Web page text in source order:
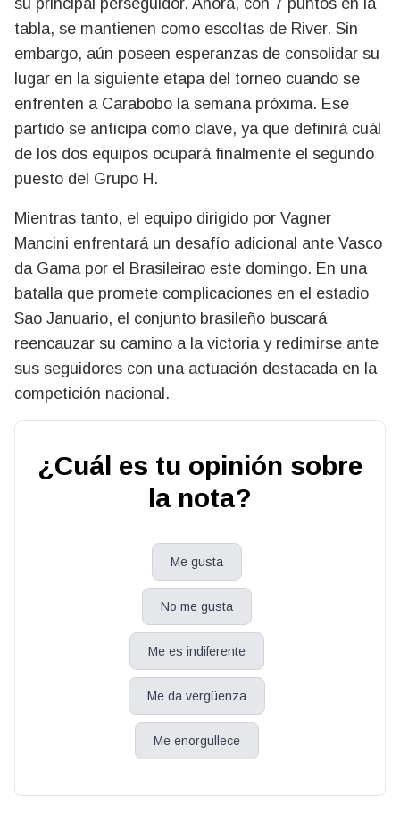
su principal perseguidor. Ahora, con 7 puntos en la
tabla, se mantienen como escoltas de River. Sin
embargo, aún poseen esperanzas de consolidar su
lugar en la siguiente etapa del torneo cuando se
enfrenten a Carabobo la semana próxima. Ese
partido se anticipa como clave, ya que definirá cuál
de los dos equipos ocupará finalmente el segundo
puesto del Grupo H.
Mientras tanto, el equipo dirigido por Vagner
Mancini enfrentará un desafío adicional ante Vasco
da Gama por el Brasileirao este domingo. En una
batalla que promete complicaciones en el estadio
Sao Januario, el conjunto brasileño buscará
reencauzar su camino a la victoria y redimirse ante
sus seguidores con una actuación destacada en la
competición nacional.
¿Cuál es tu opinión sobre
la nota?
Me gusta
No me gusta
Me es indiferente
Me da vergüenza
Me enorgullece